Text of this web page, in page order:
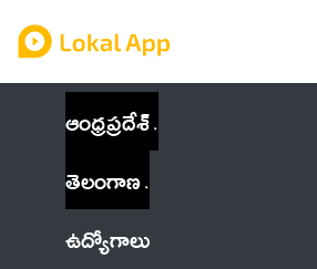
ఆంధ్రప్రదేశ్
తెలంగాణ
ఉద్యోగాలు